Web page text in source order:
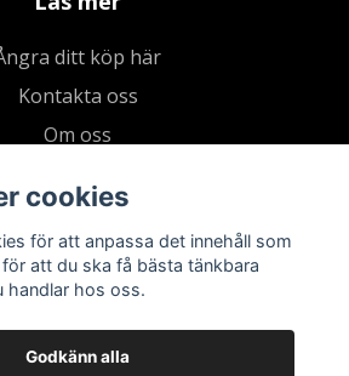
ditt köp här
Kontakta oss
Om oss
Kundklubb
Presentkort
cookies
för att anpassa det innehåll som
att du ska få bästa tänkbara
handlar hos oss.
Godkänn alla